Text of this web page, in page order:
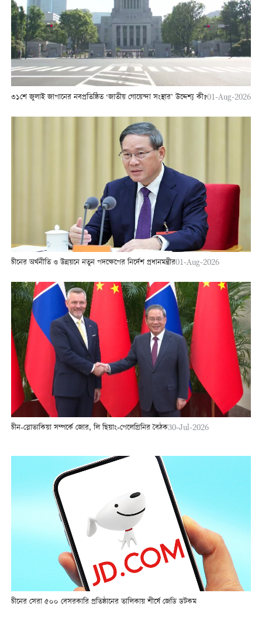
৩১শে জুলাই জাপানের নবপ্রতিষ্ঠিত ‘জাতীয় গোয়েন্দা সংস্থার’ উদ্দেশ্য কী?01-Aug-2026
চীনের অর্থনীতি ও উন্নয়নে নতুন পদক্ষেপের নির্দেশ প্রধানমন্ত্রীর01-Aug-2026
চীন-স্লোভাকিয়া সম্পর্কে জোর, লি ছিয়াং-পেলেগ্রিনির বৈঠক30-Jul-2026
চীনের সেরা ৫০০ বেসরকারি প্রতিষ্ঠানের তালিকায় শীর্ষে জেডি ডটকম